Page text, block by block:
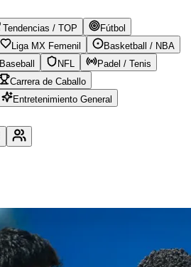
Tendencias / TOP
Fútbol
Liga MX Femenil
Basketball / NBA
Baseball NFL
Padel / Tenis
Carrera de Caballo
Entretenimiento General